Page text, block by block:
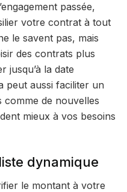
passée,
votre contrat à tout
le savent pas, mais
des contrats plus
jusqu’à la date
peut aussi faciliter un
comme de nouvelles
mieux à vos besoins
dynamique
le montant à votre